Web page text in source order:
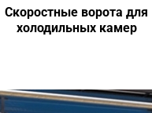
Скоростные ворота для
холодильных камер